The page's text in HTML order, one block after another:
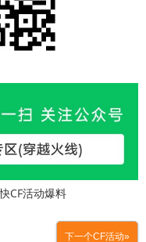
CF活动爆料
下一个CF活动»